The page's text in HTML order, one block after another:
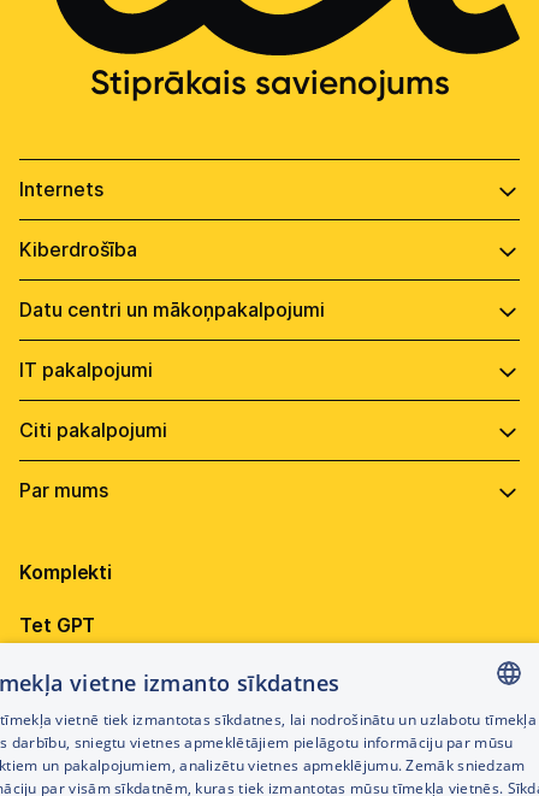
Stiprākais savienojums
Mobilais internets
Wi-Fi biznesam
Tīkla vairogs
Optiskā tīkla izbūve
Kiberdrošības vadības centrs (SOC)
Tīkla aizsardzības risinājumi
Ekspertu pakalpojumi
CyberShield 2026
Individuālie risinājumi
Programmatūra
Elektrības valsts atbalsts uzņēmējiem
Mediju risinājumi - Backscreen
Vadība
Karjera
Dokumenti
Būvniecības saskaņošana
Iepirkumi
Komplekti
Tet GPT
Tehnika biznesam
Visi Tet pakalpojumi LATVIAN
RUSSIAN
vietne izmanto sīkdatnes
vietnē tiek izmantotas sīkdatnes, lai nodrošinātu un uzlabotu tīmekļa
darbību, sniegtu vietnes apmeklētājiem pielāgotu informāciju par mūsu
un pakalpojumiem, analizētu vietnes apmeklējumu. Zemāk sniedzam
par visām sīkdatnēm, kuras tiek izmantotas mūsu tīmekļa vietnēs.